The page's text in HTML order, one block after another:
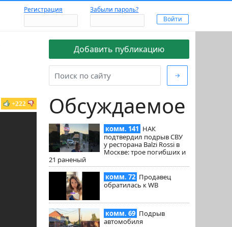
Регистрация Забыли пароль?
Добавить публикацию
→
Обсуждаемое
комм. 141 НАК
подтвердил подрыв СВУ
у ресторана Balzi Rossi в
Москве: трое погибших и
21 раненый
комм. 72 Продавец
обратилась к WB
комм. 69 Подрыв
автомобиля
+222